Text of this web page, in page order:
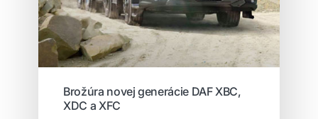
Brožúra novej generácie DAF XBC,
XDC a XFC